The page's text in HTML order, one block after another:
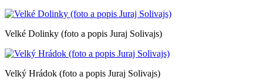
Velké Dolinky (foto a popis Juraj Solivajs)
Velký Hrádok (foto a popis Juraj Solivajs)